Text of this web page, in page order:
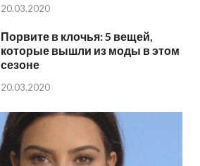
20.03.2020
Порвите в клочья: 5 вещей,
которые вышли из моды в этом
сезоне
20.03.2020